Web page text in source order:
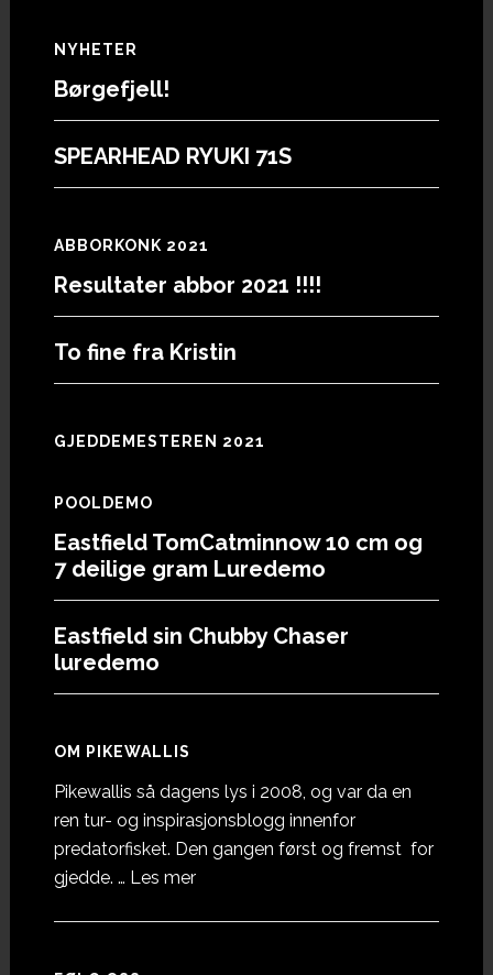
Footer
NYHETER
Børgefjell!
SPEARHEAD RYUKI 71S
ABBORKONK 2021
Resultater abbor 2021 !!!!
To fine fra Kristin
GJEDDEMESTEREN 2021
POOLDEMO
Eastfield TomCatminnow 10 cm og
7 deilige gram Luredemo
Eastfield sin Chubby Chaser
luredemo
OM PIKEWALLIS
Pikewallis så dagens lys i 2008, og var da en
ren tur- og inspirasjonsblogg innenfor
predatorfisket. Den gangen først og fremst for
gjedde. … Les meromOm